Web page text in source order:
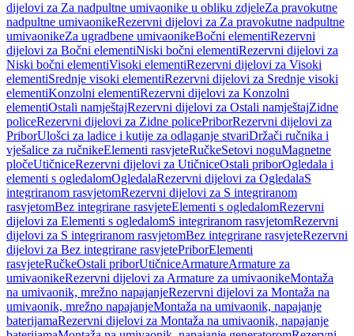
dijelovi za Za nadpultne umivaonike u obliku zdjeleZa pravokutne
nadpultne umivaonikeRezervni dijelovi za Za pravokutne nadpultne
umivaonikeZa ugradbene umivaonikeBočni elementiRezervni
dijelovi za Bočni elementiNiski bočni elementiRezervni dijelovi za
Niski bočni elementiVisoki elementiRezervni dijelovi za Visoki
elementiSrednje visoki elementiRezervni dijelovi za Srednje visoki
elementiKonzolni elementiRezervni dijelovi za Konzolni
elementiOstali namještajRezervni dijelovi za Ostali namještajZidne
policeRezervni dijelovi za Zidne policePriborRezervni dijelovi za
PriborUlošci za ladice i kutije za odlaganje stvariDržači ručnika i
vješalice za ručnikeElementi rasvjeteRučkeSetovi noguMagnetne
pločeUtičniceRezervni dijelovi za UtičniceOstali priborOgledala i
elementi s ogledalomOgledalaRezervni dijelovi za OgledalaS
integriranom rasvjetomRezervni dijelovi za S integriranom
rasvjetomBez integrirane rasvjeteElementi s ogledalomRezervni
dijelovi za Elementi s ogledalomS integriranom rasvjetomRezervni
dijelovi za S integriranom rasvjetomBez integrirane rasvjeteRezervni
dijelovi za Bez integrirane rasvjetePriborElementi
rasvjeteRučkeOstali priborUtičniceArmatureArmature za
umivaonikeRezervni dijelovi za Armature za umivaonikeMontaža
na umivaonik, mrežno napajanjeRezervni dijelovi za Montaža na
umivaonik, mrežno napajanjeMontaža na umivaonik, napajanje
baterijamaRezervni dijelovi za Montaža na umivaonik, napajanje